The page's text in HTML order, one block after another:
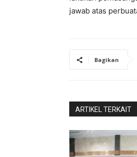
jawab atas
Bagikan
ARTIKEL TERKAIT